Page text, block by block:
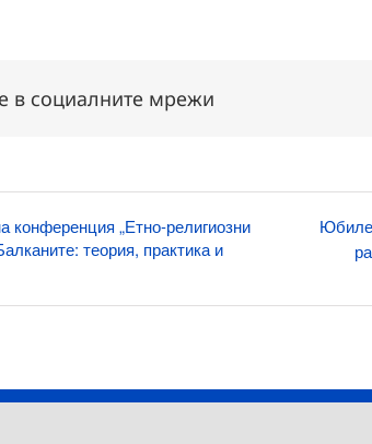
в социалните мрежи
конференция „Етно-религиозни
теория, практика и